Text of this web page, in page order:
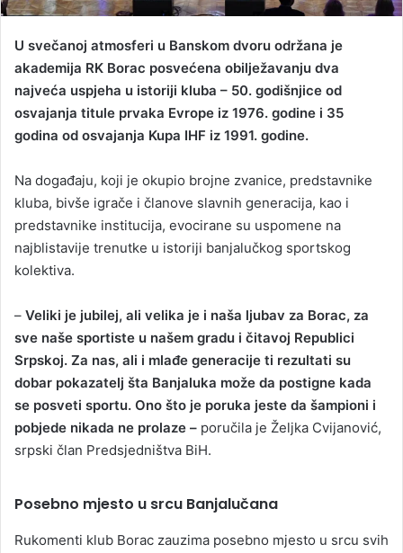
U svečanoj atmosferi u Banskom dvoru održana je
akademija RK Borac posvećena obilježavanju dva
najveća uspjeha u istoriji kluba – 50. godišnjice od
osvajanja titule prvaka Evrope iz 1976. godine i 35
godina od osvajanja Kupa IHF iz 1991. godine.
Na događaju, koji je okupio brojne zvanice, predstavnike
kluba, bivše igrače i članove slavnih generacija, kao i
predstavnike institucija, evocirane su uspomene na
najblistavije trenutke u istoriji banjalučkog sportskog
kolektiva.
– Veliki je jubilej, ali velika je i naša ljubav za Borac, za
sve naše sportiste u našem gradu i čitavoj Republici
Srpskoj. Za nas, ali i mlađe generacije ti rezultati su
dobar pokazatelj šta Banjaluka može da postigne kada
se posveti sportu. Ono što je poruka jeste da šampioni i
pobjede nikada ne prolaze – poručila je Željka Cvijanović,
srpski član Predsjedništva BiH.
Posebno mjesto u srcu Banjalučana
Rukomenti klub Borac zauzima posebno mjesto u srcu svih